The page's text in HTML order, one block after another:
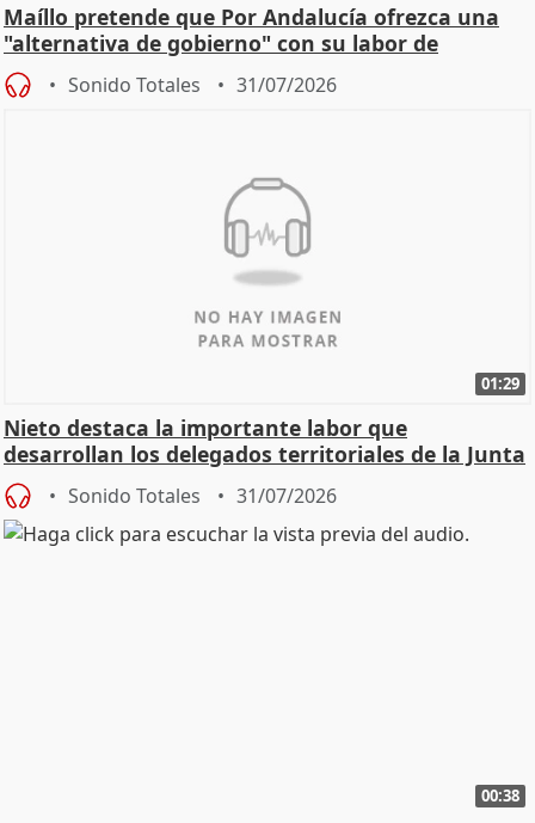
Maíllo pretende que Por Andalucía ofrezca una
"alternativa de gobierno" con su labor de
oposición
Sonido Totales 31/07/2026
01:29
Nieto destaca la importante labor que
desarrollan los delegados territoriales de la Junta
Sonido Totales 31/07/2026
00:38